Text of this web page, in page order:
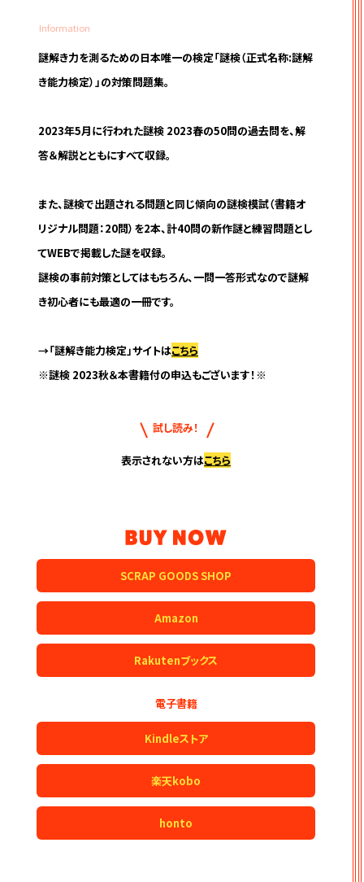
Information
謎解き力を測るための日本唯一の検定「謎検（正式名称:謎解
き能力検定）」の対策問題集。
2023年5月に行われた謎検 2023春の50問の過去問を、解
答＆解説とともにすべて収録。
また、謎検で出題される問題と同じ傾向の謎検模試（書籍オ
リジナル問題：20問）を2本、計40問の新作謎と練習問題とし
てWEBで掲載した謎を収録。
謎検の事前対策としてはもちろん、一問一答形式なので謎解
き初心者にも最適の一冊です。
→「謎解き能力検定」サイトはこちら
※謎検 2023秋＆本書籍付の申込もございます！※
試し読み！
表示されない方はこちら
SCRAP GOODS SHOP
Amazon
Rakutenブックス
電子書籍
Kindleストア
楽天kobo
honto